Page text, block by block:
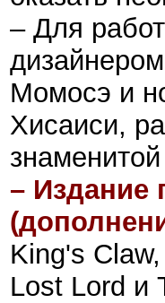
– Для
Момосэ и
Хисаиси,
– Издание
King's
Lost Lord и